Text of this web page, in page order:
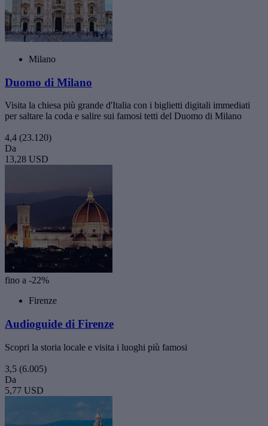
Milano
Duomo di Milano
Visita la chiesa più grande d'Italia con i biglietti digitali immediati
per saltare la coda e salire sui famosi tetti del Duomo di Milano
4,4 (23.120)
Da
13,28 USD
fino a -22%
Firenze
Audioguide di Firenze
Scopri la storia locale e visita i luoghi più famosi
3,5 (6.005)
Da
5,77 USD